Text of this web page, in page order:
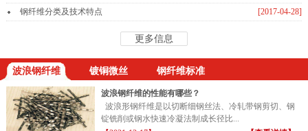
[2017-04-28]
钢纤维分类及技术特点
更多信息
波浪钢纤维 镀铜微丝 钢纤维标准
波浪钢纤维的性能有哪些？
波浪形钢纤维是以切断细钢丝法、冷轧带钢剪切、钢
锭铣削或钢水快速冷凝法制成长径比...